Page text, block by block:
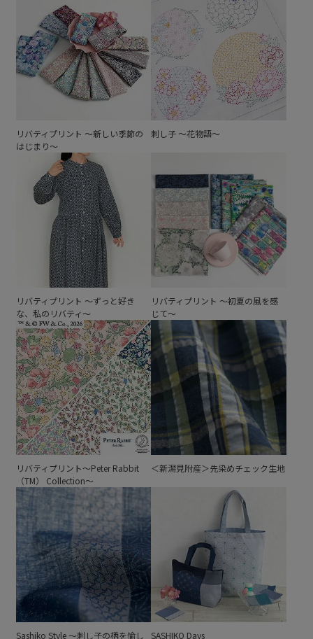
リバティプリント ～新しい季節の
はじまり～
刺し子 ～花物語～
リバティプリント ～ずっと好き
な、私のリバティ～
リバティプリント ～初夏の風を感
じて～
リバティプリント～Peter Rabbit
（TM） Collection～
＜新潟見附産＞先染めチェック生地
Sashiko Style ～刺し子の柄を愉し
SASHIKO Days